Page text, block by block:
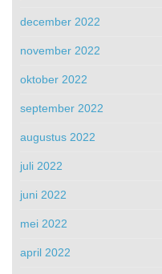
december 2022
november 2022
oktober 2022
september 2022
augustus 2022
juli 2022
juni 2022
mei 2022
april 2022